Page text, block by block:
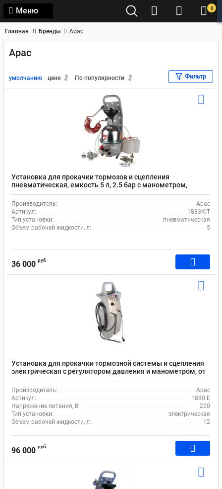
Меню 0
Главная Бренды Apac
Apac
умолчанию цене По популярности Фильтр
Установка для прокачки тормозов и сцепления
пневматическая, емкость 5 л, 2.5 бар с манометром,
переносная Apac 1883KIT
Производитель:
Apac
Артикул:
1883KIT
Тип установки:
пневматическая
Объем рабочей жидкости, л:
5
36 000 руб
Установка для прокачки тормозной системы и сцепления
электрическая с регулятором давления и манометром, от
сети 220В Apac 1880.E
Производитель:
Apac
Артикул:
1880.E
Напряжение питания, В:
220
Тип установки:
электрическая
Объем рабочей жидкости, л:
12
96 000 руб